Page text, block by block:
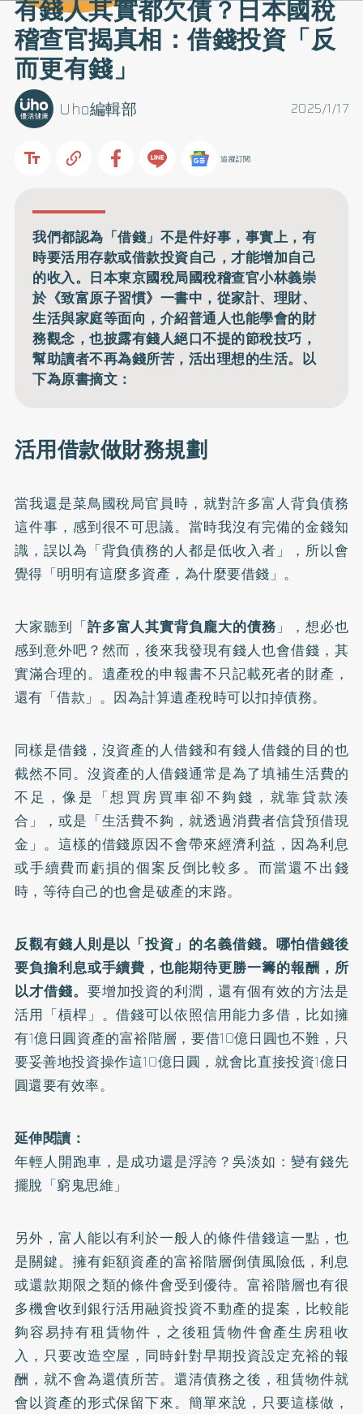
有錢人其實都欠債？日本國稅
稽查官揭真相：借錢投資「反
而更有錢」
2025/1/17
Uho編輯部
追蹤訂閱
我們都認為「借錢」不是件好事，事實上，有
時要活用存款或借款投資自己，才能增加自己
的收入。日本東京國稅局國稅稽查官小林義崇
於《致富原子習慣》一書中，從家計、理財、
生活與家庭等面向，介紹普通人也能學會的財
務觀念，也披露有錢人絕口不提的節稅技巧，
幫助讀者不再為錢所苦，活出理想的生活。以
下為原書摘文：
活用借款做財務規劃
當我還是菜鳥國稅局官員時，就對許多富人背負債務
這件事，感到很不可思議。當時我沒有完備的金錢知
識，誤以為「背負債務的人都是低收入者」，所以會
覺得「明明有這麼多資產，為什麼要借錢」。
大家聽到「許多富人其實背負龐大的債務 」，想必也
感到意外吧？然而，後來我發現有錢人也會借錢，其
實滿合理的。遺產稅的申報書不只記載死者的財產，
還有「借款」。因為計算遺產稅時可以扣掉債務。
同樣是借錢，沒資產的人借錢和有錢人借錢的目的也
截然不同。沒資產的人借錢通常是為了填補生活費的
不足，像是「想買房買車卻不夠錢，就靠貸款湊
合」，或是「生活費不夠，就透過消費者信貸預借現
金」。這樣的借錢原因不會帶來經濟利益，因為利息
或手續費而虧損的個案反倒比較多。而當還不出錢
時，等待自己的也會是破產的末路。
反觀有錢人則是以「投資」的名義借錢。哪怕借錢後
要負擔利息或手續費，也能期待更勝一籌的報酬，所
以才借錢。 要增加投資的利潤，還有個有效的方法是
活用「槓桿」。借錢可以依照信用能力多借，比如擁
有1億日圓資產的富裕階層，要借10億日圓也不難，只
要妥善地投資操作這10億日圓，就會比直接投資1億日
圓還要有效率。
延伸閱讀：
年輕人開跑車，是成功還是浮誇？吳淡如：變有錢先
擺脫「窮鬼思維」
另外，富人能以有利於一般人的條件借錢這一點，也
是關鍵。擁有鉅額資產的富裕階層倒債風險低，利息
或還款期限之類的條件會受到優待。富裕階層也有很
多機會收到銀行活用融資投資不動產的提案，比較能
夠容易持有租賃物件，之後租賃物件會產生房租收
入，只要改造空屋，同時針對早期投資設定充裕的報
酬，就不會為還債所苦。還清債務之後，租賃物件就
會以資產的形式保留下來。簡單來說，只要這樣做，